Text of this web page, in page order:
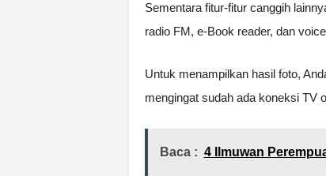
Sementara fitur-fitur canggih
radio FM, e-Book reader, dan
Untuk menampilkan hasil foto,
mengingat sudah ada koneksi TV
Baca : 4 Ilmuwan